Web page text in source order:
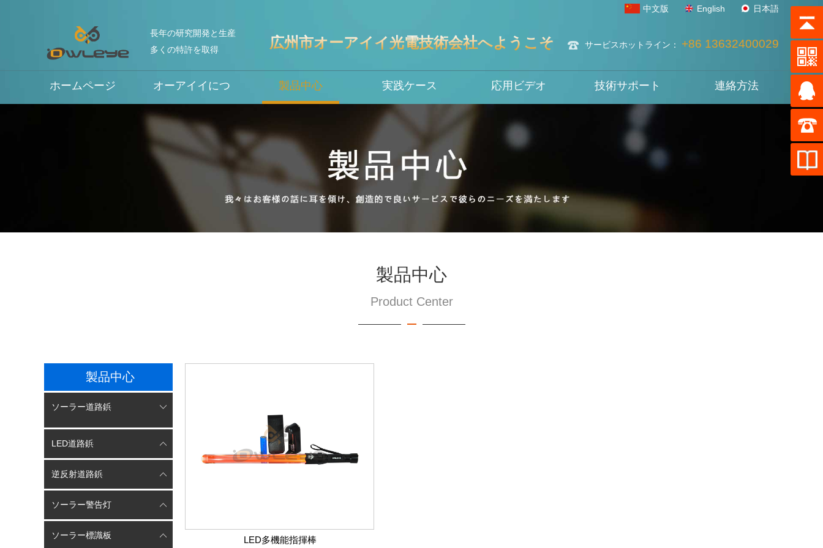
中文版 English 日本語
長年の研究開発と生産
多くの特許を取得
広州市オーアイイ光電技術会社へようこそ サービスホットライン： +86 13632400029
ホームページ オーアイイにつ
いて
製品中心 実践ケース 応用ビデオ 技術サポート 連絡方法
製品中心
Product Center
製品中心
ソーラー道路鋲
LED道路鋲
逆反射道路鋲
ソーラー警告灯
ソーラー標識板 LED多機能指揮棒